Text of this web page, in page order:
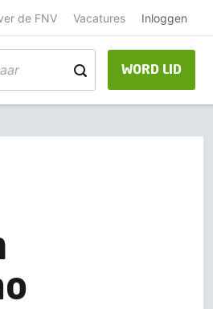
de FNV Vacatures Inloggen
WORD LID